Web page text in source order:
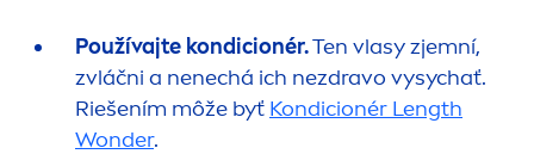
Používajte kondicionér.Ten vlasy zjemní,
zvláčni a nenechá ich nezdravo vysychať.
Riešením môže byť Kondicionér Length
Wonder.